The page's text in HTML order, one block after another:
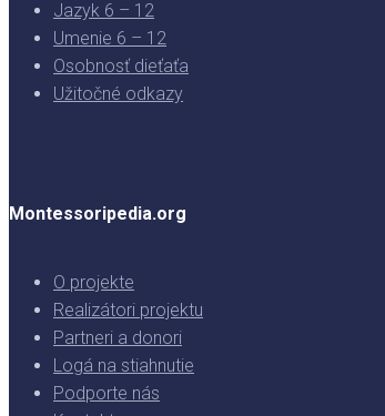
Jazyk 6 – 12
Umenie 6 – 12
Osobnosť dieťaťa
Užitočné odkazy
Montessoripedia.org
O projekte
Realizátori projektu
Partneri a donori
Logá na stiahnutie
Podporte nás